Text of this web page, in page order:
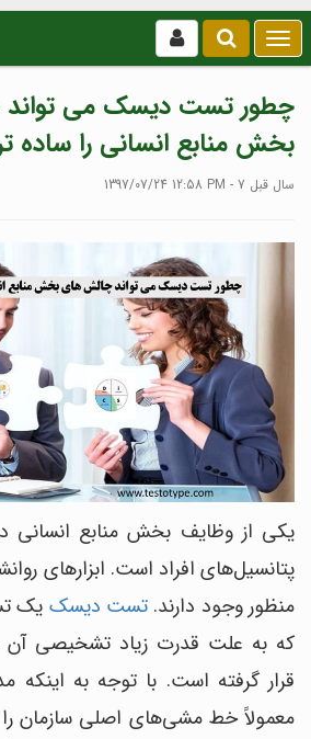
بازکردن
/
منو
چطور تست دیسک می
بخش منابع انسانی را ساده
1397/07/24 12:58 PM - 7 سال قبل
یکی از وظایف بخش منابع انسانی
پتانسیل‌های افراد است. ابزارهای
منظور وجود دارند.تست دیسک یک
که به علت قدرت زیاد تشخیصی آن
قرار گرفته است. با توجه به اینکه
معمولاً خط مشی‌های اصلی سازمان